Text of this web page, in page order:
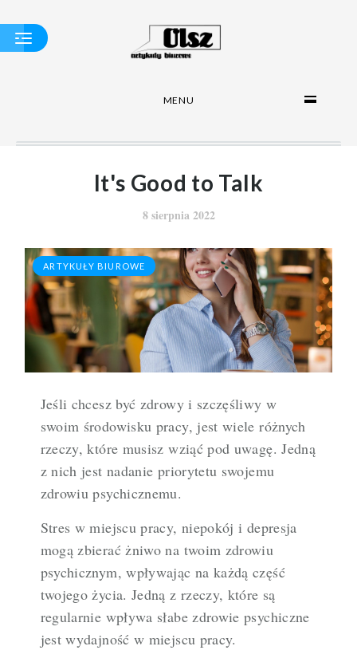
ARTYKUŁY
BIUROWE
MENU
It's Good to Talk
8 sierpnia 2022
ARTYKUŁY BIUROWE
Jeśli chcesz być zdrowy i szczęśliwy w
swoim środowisku pracy, jest wiele różnych
rzeczy, które musisz wziąć pod uwagę. Jedną
z nich jest nadanie priorytetu swojemu
zdrowiu psychicznemu.
Stres w miejscu pracy, niepokój i depresja
mogą zbierać żniwo na twoim zdrowiu
psychicznym, wpływając na każdą część
twojego życia. Jedną z rzeczy, które są
regularnie wpływa słabe zdrowie psychiczne
jest wydajność w miejscu pracy.